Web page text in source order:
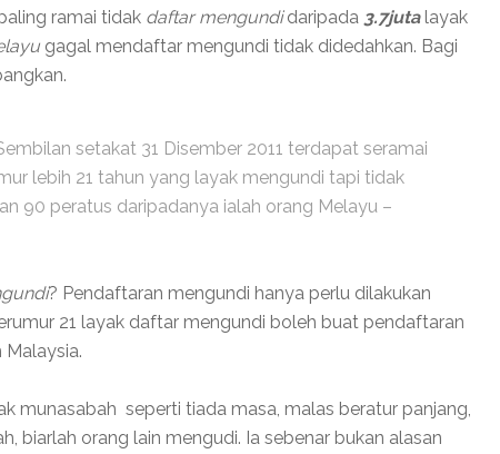
ramai tidak daftar mengundidaripada 3.7jutalayak
gagal mendaftar mengundi tidak didedahkan. Bagi
setakat 31 Disember 2011 terdapat seramai
lebih 21 tahun yang layak mengundi tapi tidak
90 peratus daripadanya ialah orang Melayu –
? Pendaftaran mengundi hanya perlu dilakukan
21 layak daftar mengundi boleh buat pendaftaran
munasabah seperti tiada masa, malas beratur panjang,
biarlah orang lain mengudi. Ia sebenar bukan alasan